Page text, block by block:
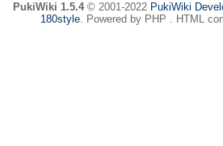
PukiWiki 1.5.4© 2001-2022 PukiWiki
180style. Powered by PHP . HTML